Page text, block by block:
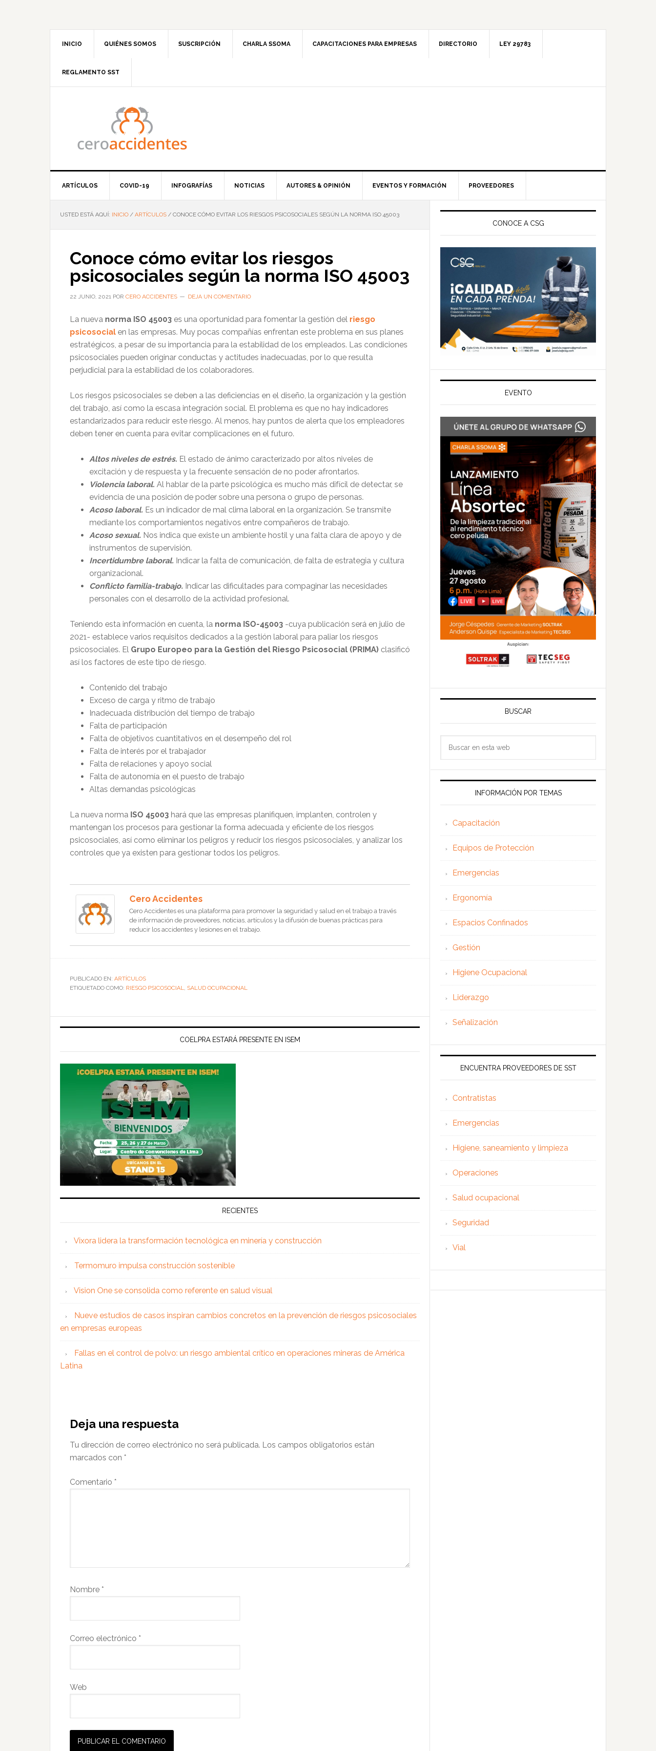
INICIO QUIÉNES SOMOS SUSCRIPCIÓN CHARLA SSOMA CAPACITACIONES PARA EMPRESAS DIRECTORIO LEY 29783
REGLAMENTO SST
ARTÍCULOS COVID-19 INFOGRAFÍAS NOTICIAS AUTORES & OPINIÓN EVENTOS Y FORMACIÓN PROVEEDORES
USTED ESTÁ AQUÍ: INICIO / ARTÍCULOS / CONOCE CÓMO EVITAR LOS RIESGOS PSICOSOCIALES SEGÚN LA NORMA ISO 45003
Conoce cómo evitar los riesgos
psicosociales según la norma ISO 45003
22 JUNIO, 2021 POR CERO ACCIDENTES DEJA UN COMENTARIO
La nueva norma ISO 45003 es una oportunidad para fomentar la gestión del riesgo
psicosocial en las empresas. Muy pocas compañías enfrentan este problema en sus planes
estratégicos, a pesar de su importancia para la estabilidad de los empleados. Las condiciones
psicosociales pueden originar conductas y actitudes inadecuadas, por lo que resulta
perjudicial para la estabilidad de los colaboradores.
Los riesgos psicosociales se deben a las deficiencias en el diseño, la organización y la gestión
del trabajo, así como la escasa integración social. El problema es que no hay indicadores
estandarizados para reducir este riesgo. Al menos, hay puntos de alerta que los empleadores
deben tener en cuenta para evitar complicaciones en el futuro.
Altos niveles de estrés. El estado de ánimo caracterizado por altos niveles de
excitación y de respuesta y la frecuente sensación de no poder afrontarlos.
Violencia laboral. Al hablar de la parte psicológica es mucho más difícil de detectar, se
evidencia de una posición de poder sobre una persona o grupo de personas.
Acoso laboral. Es un indicador de mal clima laboral en la organización. Se transmite
mediante los comportamientos negativos entre compañeros de trabajo.
Acoso sexual. Nos indica que existe un ambiente hostil y una falta clara de apoyo y de
instrumentos de supervisión.
Incertidumbre laboral. Indicar la falta de comunicación, de falta de estrategia y cultura
organizacional.
Conflicto familia-trabajo. Indicar las dificultades para compaginar las necesidades
personales con el desarrollo de la actividad profesional.
Teniendo esta información en cuenta, la norma ISO-45003 -cuya publicación será en julio de
2021- establece varios requisitos dedicados a la gestión laboral para paliar los riesgos
psicosociales. El Grupo Europeo para la Gestión del Riesgo Psicosocial (PRIMA) clasificó
así los factores de este tipo de riesgo.
Contenido del trabajo
Exceso de carga y ritmo de trabajo
Inadecuada distribución del tiempo de trabajo
Falta de participación
Falta de objetivos cuantitativos en el desempeño del rol
Falta de interés por el trabajador
Falta de relaciones y apoyo social
Falta de autonomía en el puesto de trabajo
Altas demandas psicológicas
La nueva norma ISO 45003 hará que las empresas planifiquen, implanten, controlen y
mantengan los procesos para gestionar la forma adecuada y eficiente de los riesgos
psicosociales, así como eliminar los peligros y reducir los riesgos psicosociales, y analizar los
controles que ya existen para gestionar todos los peligros.
Cero Accidentes
Cero Accidentes es una plataforma para promover la seguridad y salud en el trabajo a través
de información de proveedores, noticias, artículos y la difusión de buenas prácticas para
reducir los accidentes y lesiones en el trabajo.
PUBLICADO EN: ARTÍCULOS
ETIQUETADO COMO: RIESGO PSICOSOCIAL, SALUD OCUPACIONAL
COELPRA ESTARÁ PRESENTE EN ISEM
RECIENTES
Vixora lidera la transformación tecnológica en minería y construcción
Termomuro impulsa construcción sostenible
Vision One se consolida como referente en salud visual
Nueve estudios de casos inspiran cambios concretos en la prevención de riesgos psicosociales
en empresas europeas
Fallas en el control de polvo: un riesgo ambiental crítico en operaciones mineras de América
Latina
con
lectores
Deja una respuesta
Tu dirección de correo electrónico no será publicada. Los campos obligatorios están
marcados con *
Comentario *
Nombre *
Correo electrónico *
Web
Barra
principal
CONOCE A CSG
EVENTO
BUSCAR
web
INFORMACIÓN POR TEMAS
Capacitación
Equipos de Protección
Emergencias
Ergonomía
Espacios Confinados
Gestión
Higiene Ocupacional
Liderazgo
Señalización
ENCUENTRA PROVEEDORES DE SST
Contratistas
Emergencias
Higiene, saneamiento y limpieza
Operaciones
Salud ocupacional
Seguridad
Vial